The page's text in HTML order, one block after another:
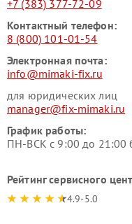
+7 (383) 377-72-09
Контактный телефон:
8 (800) 101-01-54
Электронная почта:
info@mimaki-fix.ru
для юридических лиц
manager@fix-mimaki.ru
График работы:
ПН-ВСК с 9:00 до 21:00
Рейтинг сервисного
4.9-5.0